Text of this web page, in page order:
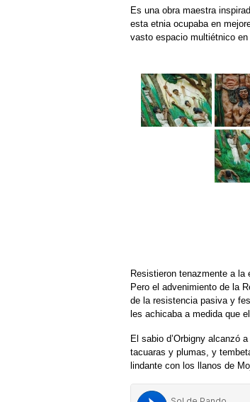
Es una obra maestra
esta etnia ocupaba en
vasto espacio multiétnico
Resistieron tenazmente a
Pero el advenimiento de la
de la resistencia pasiva y
les achicaba a medida que
El sabio d’Orbigny alcanzó
tacuaras y plumas, y
lindante con los llanos de